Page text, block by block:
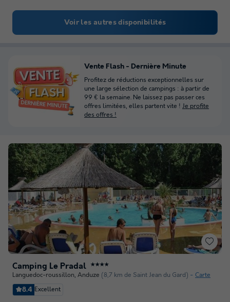
Voir les autres disponibilités
Camping Le Pradal ★★★★
Languedoc-roussillon, Anduze (8,7 km de Saint Jean du Gard) Carte
8.4 Excellent
Vente Flash - Dernière Minute
Profitez de réductions exceptionnelles sur
une large sélection de campings : à partir de
99 € la semaine. Ne laissez pas passer ces
offres limitées, elles partent vite ! Je profite
des offres !